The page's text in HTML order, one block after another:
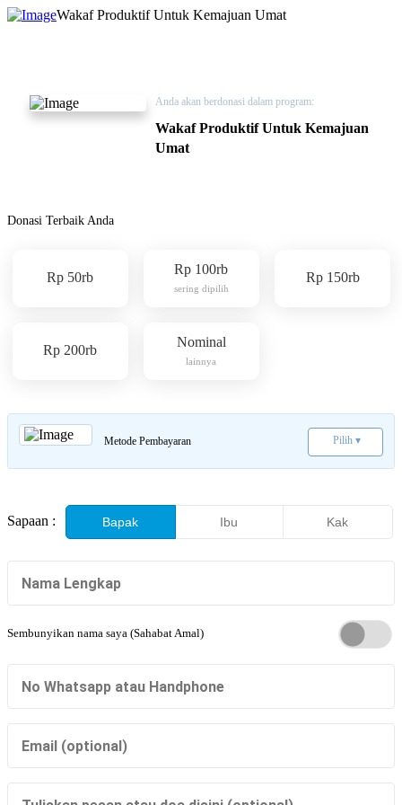
Wakaf Produktif Untuk Kemajuan Umat
Anda akan berdonasi dalam program:
Wakaf Produktif Untuk Kemajuan
Umat
Donasi Terbaik Anda
Rp 50rb
Rp 100rb
sering dipilih
Rp 150rb
Rp 200rb
Nominal
lainnya
Metode Pembayaran Pilih ▾
Sapaan : Bapak Ibu Kak
Sembunyikan nama saya (Sahabat Amal)